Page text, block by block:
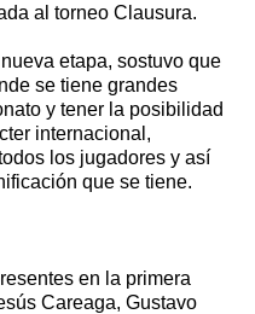
al torneo Clausura.
etapa, sostuvo que
se tiene grandes
y tener la posibilidad
internacional,
los jugadores y así
que se tiene.
en la primera
Careaga, Gustavo